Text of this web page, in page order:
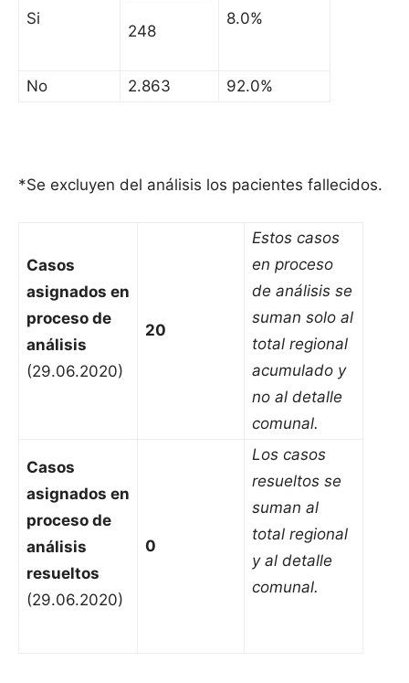
Si
248
8.0%
No 2.863 92.0%
*Se excluyen del análisis los pacientes fallecidos.
Casos
asignados en
proceso de
análisis
(29.06.2020)
20
Estos casos
en proceso
de análisis se
suman solo al
total regional
acumulado y
no al detalle
comunal.
Casos
asignados en
proceso de
análisis
resueltos
(29.06.2020)
0
Los casos
resueltos se
suman al
total regional
y al detalle
comunal.